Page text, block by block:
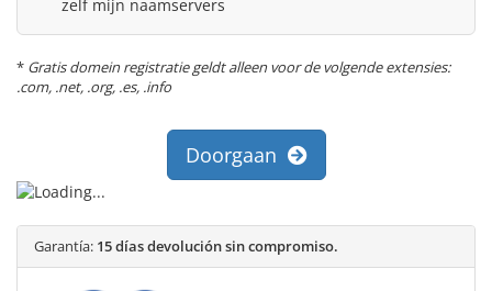
zelf mijn naamservers
* Gratis domein registratie geldt alleen voor de volgende extensies:
.com, .net, .org, .es, .info
Doorgaan
Garantía: 15 días devolución sin compromiso.